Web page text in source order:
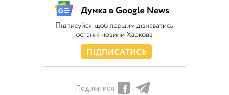
Поділитися